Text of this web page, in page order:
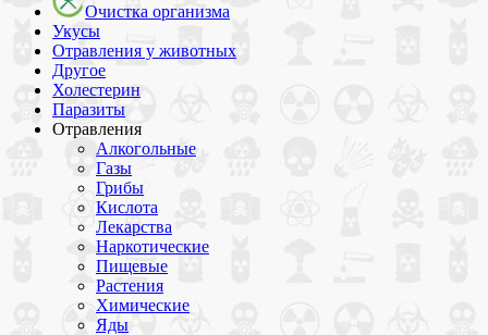
Очистка организма
Укусы
Отравления у животных
Другое
Холестерин
Паразиты
Отравления
Алкогольные
Газы
Грибы
Кислота
Лекарства
Наркотические
Пищевые
Растения
Химические
Яды